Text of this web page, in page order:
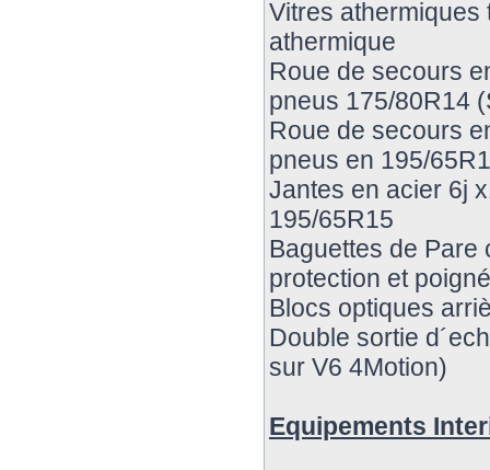
Vitres athermiques
athermique
Roue de secours
pneus 175/80R14
Roue de secours
pneus en 195/
Jantes en acier 6j
195/65R15
Baguettes de Pare
protection et
Blocs optiques
Double sortie
sur V6 4Motion)
Equipements